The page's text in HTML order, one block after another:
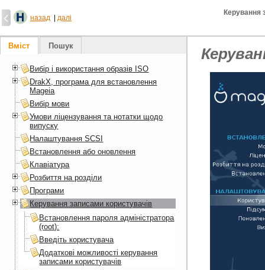
назад далі
Керування
Вміст Пошук
Вибір і використання образів ISO
DrakX, програма для встановлення
Mageia
Вибір мови
Умови ліцензування та нотатки щодо
випуску
Налаштування SCSI
Встановлення або оновлення
Клавіатура
Розбиття на розділи
Програми
Керування записами користувачів
Встановлення пароля адміністратора
(root):
Введіть користувача
Додаткові можливості керування
записами користувачів